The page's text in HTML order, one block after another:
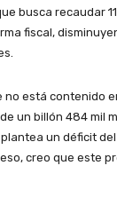
busca recaudar
fiscal,
no está contenido
un billón 484 mil
un déficit del
creo que este